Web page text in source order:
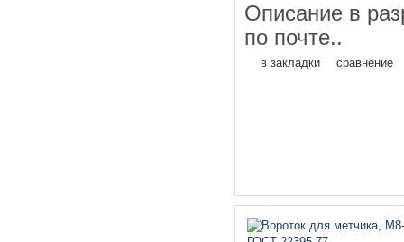
Описание в
по почте..
в закладки сравнение